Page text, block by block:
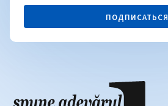
ПОДПИСАТЬСЯ